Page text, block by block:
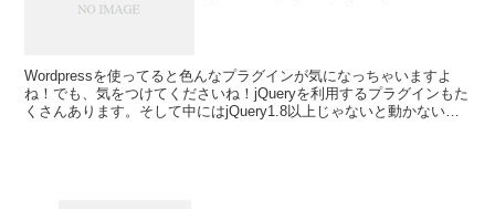
Wordpressを使ってると色んなプラグインが気になっちゃいますよ
ね！でも、気をつけてくださいね！jQueryを利用するプラグインもた
くさんあります。そして中にはjQuery1.8以上じゃないと動かないプ